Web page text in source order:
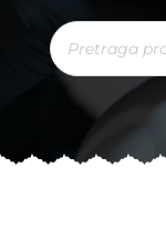
Products
search